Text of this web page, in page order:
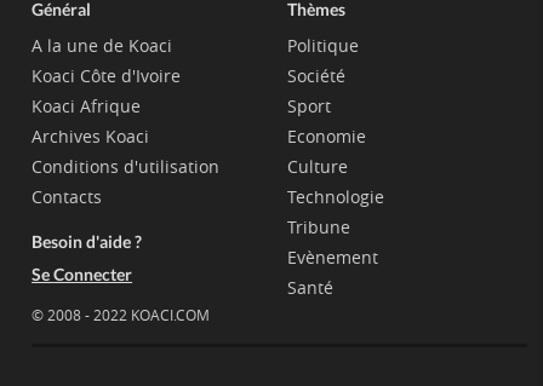
Général
A la une de Koaci
Koaci Côte d'Ivoire
Koaci Afrique
Archives Koaci
Conditions d'utilisation
Contacts
Besoin d'aide ?
Se Connecter
© 2008 - 2022 KOACI.COM
Thèmes
Politique
Société
Sport
Economie
Culture
Technologie
Tribune
Evènement
Santé